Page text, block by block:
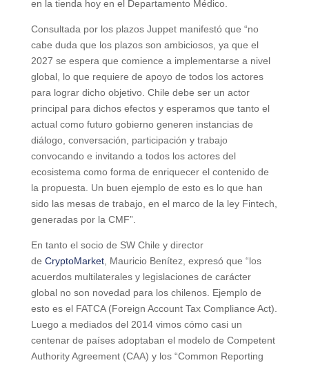
en la tienda hoy en el Departamento Médico.
Consultada por los plazos Juppet manifestó que “no
cabe duda que los plazos son ambiciosos, ya que el
2027 se espera que comience a implementarse a nivel
global, lo que requiere de apoyo de todos los actores
para lograr dicho objetivo. Chile debe ser un actor
principal para dichos efectos y esperamos que tanto el
actual como futuro gobierno generen instancias de
diálogo, conversación, participación y trabajo
convocando e invitando a todos los actores del
ecosistema como forma de enriquecer el contenido de
la propuesta. Un buen ejemplo de esto es lo que han
sido las mesas de trabajo, en el marco de la ley Fintech,
generadas por la CMF”.
En tanto el socio de SW Chile y director
de CryptoMarket, Mauricio Benítez, expresó que “los
acuerdos multilaterales y legislaciones de carácter
global no son novedad para los chilenos. Ejemplo de
esto es el FATCA (Foreign Account Tax Compliance Act).
Luego a mediados del 2014 vimos cómo casi un
centenar de países adoptaban el modelo de Competent
Authority Agreement (CAA) y los “Common Reporting